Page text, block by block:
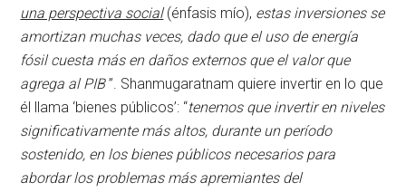
una perspectiva social(énfasis mío), estas inversiones se
amortizan muchas veces, dado que el uso de energía
fósil cuesta más en daños externos que el valor que
agrega al PIB”. Shanmugaratnam quiere invertir en lo que
él llama ‘bienes públicos’: “tenemos que invertir en niveles
significativamente más altos, durante un período
sostenido, en los bienes públicos necesarios para
abordar los problemas más apremiantes del